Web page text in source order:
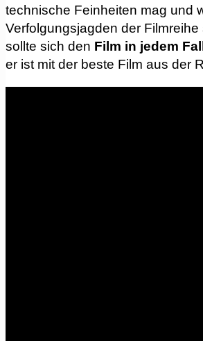
technische Feinheiten mag und
Verfolgungsjagden der
sollte sich den Film in jedem
er ist mit der beste Film aus der